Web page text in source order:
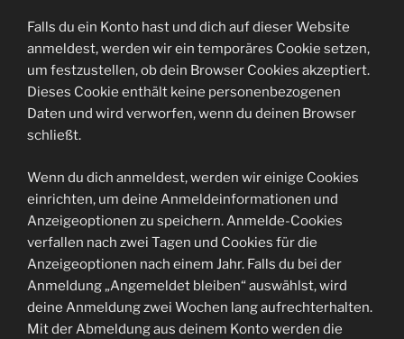
Falls du ein Konto hast und dich auf dieser Website
anmeldest, werden wir ein temporäres Cookie setzen,
um festzustellen, ob dein Browser Cookies akzeptiert.
Dieses Cookie enthält keine personenbezogenen
Daten und wird verworfen, wenn du deinen Browser
schließt.
Wenn du dich anmeldest, werden wir einige Cookies
einrichten, um deine Anmeldeinformationen und
Anzeigeoptionen zu speichern. Anmelde-Cookies
verfallen nach zwei Tagen und Cookies für die
Anzeigeoptionen nach einem Jahr. Falls du bei der
Anmeldung „Angemeldet bleiben“ auswählst, wird
deine Anmeldung zwei Wochen lang aufrechterhalten.
Mit der Abmeldung aus deinem Konto werden die